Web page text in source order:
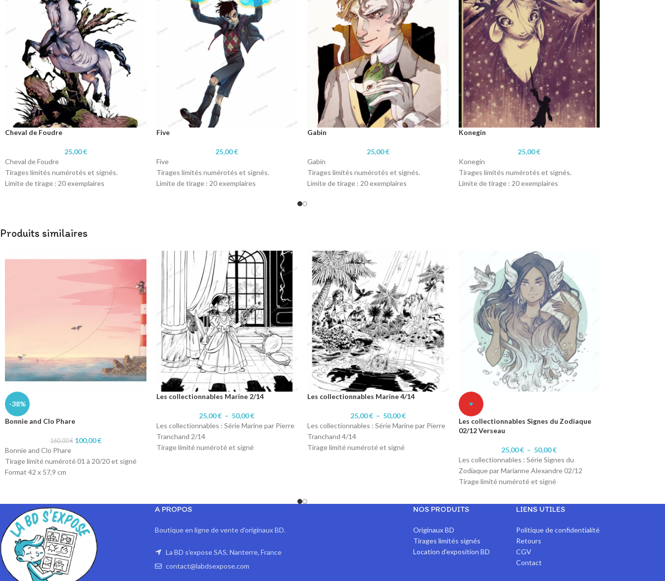
Cheval de Foudre
25,00€
Cheval de Foudre
Tirages limités numérotés et signés.
Limite de tirage : 20 exemplaires
Five
25,00€
Five
Tirages limités numérotés et signés.
Limite de tirage : 20 exemplaires
Gabin
25,00€
Gabin
Tirages limités numérotés et signés.
Limite de tirage : 20 exemplaires
Konegin
25,00€
Konegin
Tirages limités numérotés et signés.
Limite de tirage : 20 exemplaires
Produits similaires
-38%
Bonnie and Clo Phare
160,00€ 100,00€
Bonnie and Clo Phare
Tirage limité numéroté 01 à 20/20 et signé
Format 42 x 57,9 cm
Les collectionnables Marine 2/14
25,00€ – 50,00€
Les collectionnables : Série Marine par Pierre
Tranchand 2/14
Tirage limité numéroté et signé
Impression sur papier 200 gr Satiné
Les collectionnables Marine 4/14
25,00€ – 50,00€
Les collectionnables : Série Marine par Pierre
Tranchand 4/14
Tirage limité numéroté et signé
Impression sur papier 200 gr Satiné
♥
Les collectionnables Signes du Zodiaque
02/12 Verseau
25,00€ – 50,00€
Les collectionnables : Série Signes du
Zodiaque par Marianne Alexandre 02/12
Tirage limité numéroté et signé
10/10.
Format A3 : 10 exemplaires numérotés 1 à
Impression sur papier 200 gr Satiné
A PROPOS
Boutique en ligne de vente d'originaux BD.
La BD s'expose SAS, Nanterre, France
contact@labdsexpose.com
NOS PRODUITS
Originaux BD
Tirages limités signés
Location d'exposition BD
LIENS UTILES
Politique de confidentialité
Retours
CGV
Contact